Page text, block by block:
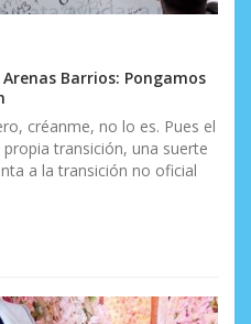
Arenas Barrios: Pongamos
créanme, no lo es. Pues el
transición, una suerte
a la transición no oficial